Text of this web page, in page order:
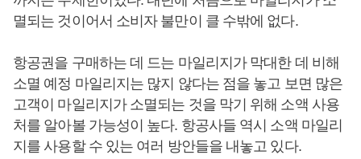
멸되는 것이어서 소비자 불만이 클 수밖에 없다.
항공권을 구매하는 데 드는 마일리지가 막대한 데 비해
소멸 예정 마일리지는 많지 않다는 점을 놓고 보면 많은
고객이 마일리지가 소멸되는 것을 막기 위해 소액 사용
처를 알아볼 가능성이 높다. 항공사들 역시 소액 마일리
지를 사용할 수 있는 여러 방안들을 내놓고 있다.